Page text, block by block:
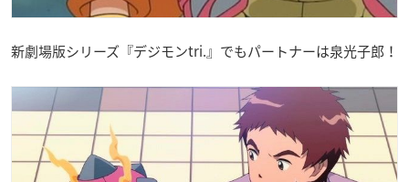
新劇場版シリーズ『デジモンtri.』でもパートナーは泉光子郎！